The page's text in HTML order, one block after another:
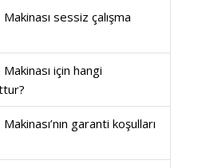
sessiz çalışma
için hangi
garanti koşulları